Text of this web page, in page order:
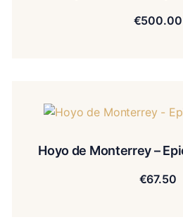
€500.00
Hoyo de Monterrey –
€67.50